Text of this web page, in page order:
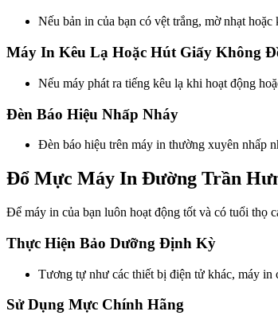
Nếu bản in của bạn có vệt trắng, mờ nhạt
Máy In Kêu Lạ Hoặc Hút Giấy Không
Nếu máy phát ra tiếng kêu lạ khi hoạt động
Đèn Báo Hiệu Nhấp Nháy
Đèn báo hiệu trên máy in thường xuyên nhấp
Đổ Mực Máy In Đường Trần
Để máy in của bạn luôn hoạt động tốt và có tuổi thọ
Thực Hiện Bảo Dưỡng Định Kỳ
Tương tự như các thiết bị điện tử khác, máy
Sử Dụng Mực Chính Hãng